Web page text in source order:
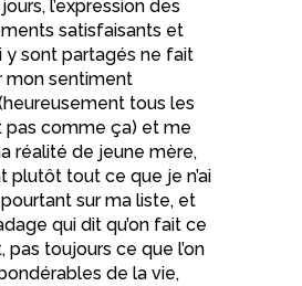
l’expression des
satisfaisants et
y sont partagés ne fait
mon sentiment
tous les
pas comme ça) et me
réalité de jeune mère,
plutôt tout ce que je n’ai
sur ma liste, et
qui dit qu’on fait ce
pas toujours ce que l’on
de la vie,